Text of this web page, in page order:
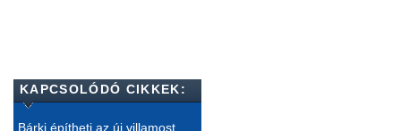
KAPCSOLÓDÓ CIKKEK:
Bárki építheti az új villamost